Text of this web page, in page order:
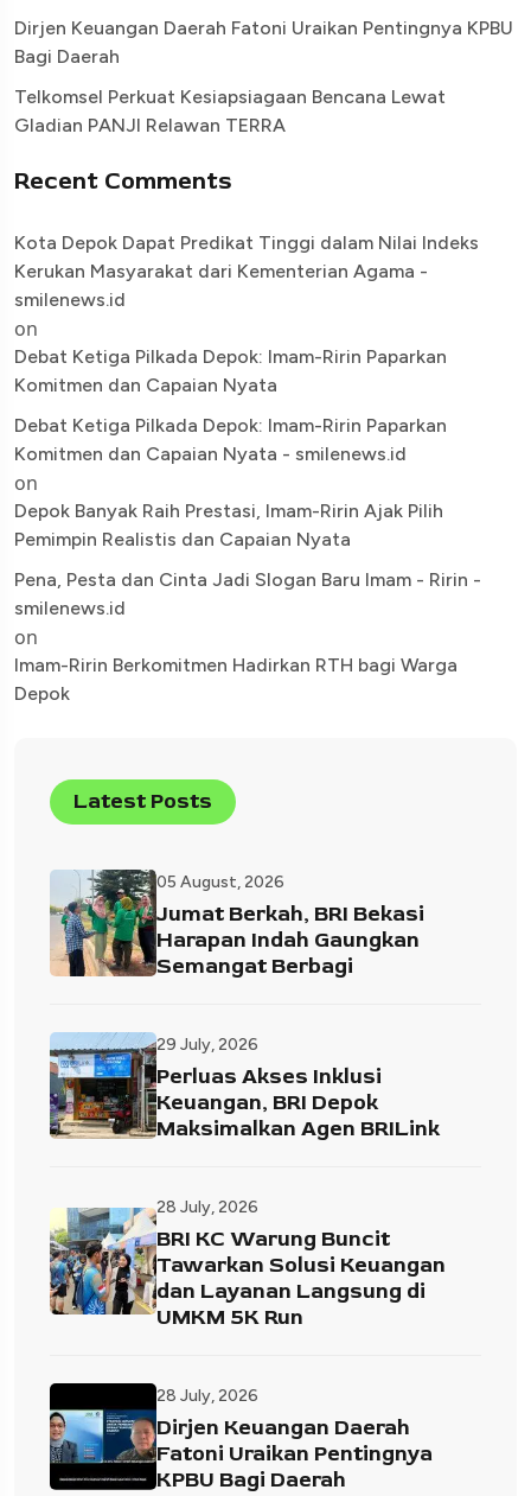
Dirjen Keuangan Daerah Fatoni Uraikan Pentingnya KPBU
Bagi Daerah
Telkomsel Perkuat Kesiapsiagaan Bencana Lewat
Gladian PANJI Relawan TERRA
Recent Comments
Kota Depok Dapat Predikat Tinggi dalam Nilai Indeks
Kerukan Masyarakat dari Kementerian Agama -
smilenews.id
on
Debat Ketiga Pilkada Depok: Imam-Ririn Paparkan
Komitmen dan Capaian Nyata
Debat Ketiga Pilkada Depok: Imam-Ririn Paparkan
Komitmen dan Capaian Nyata - smilenews.id
on
Depok Banyak Raih Prestasi, Imam-Ririn Ajak Pilih
Pemimpin Realistis dan Capaian Nyata
Pena, Pesta dan Cinta Jadi Slogan Baru Imam - Ririn -
smilenews.id
on
Imam-Ririn Berkomitmen Hadirkan RTH bagi Warga
Depok
Latest Posts
05 August, 2026
Jumat Berkah, BRI Bekasi
Harapan Indah Gaungkan
Semangat Berbagi
29 July, 2026
Perluas Akses Inklusi
Keuangan, BRI Depok
Maksimalkan Agen BRILink
28 July, 2026
BRI KC Warung Buncit
Tawarkan Solusi Keuangan
dan Layanan Langsung di
UMKM 5K Run
28 July, 2026
Dirjen Keuangan Daerah
Fatoni Uraikan Pentingnya
KPBU Bagi Daerah